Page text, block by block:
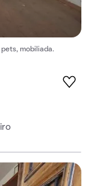
mobiliada.